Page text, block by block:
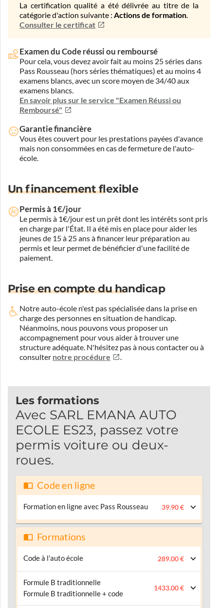
La certification qualité a été délivrée au titre de la
catégorie d'action suivante : Actions de formation.
Consulter le certificat
Examen du Code réussi ou remboursé
Pour cela, vous devez avoir fait au moins 25 séries dans
Pass Rousseau (hors séries thématiques) et au moins 4
examens blancs, avec un score moyen de 34/40 aux
examens blancs.
En savoir plus sur le service "Examen Réussi ou
Remboursé"
Garantie financière
Vous êtes couvert pour les prestations payées d'avance
mais non consommées en cas de fermeture de l'auto-
école.
Un financement flexible
Permis à 1€/jour
Le permis à 1€/jour est un prêt dont les intérêts sont pris
en charge par l'État. Il a été mis en place pour aider les
jeunes de 15 à 25 ans à financer leur préparation au
permis et leur permet de bénéficier d'une facilité de
paiement.
Prise en compte du handicap
Notre auto-école n'est pas spécialisée dans la prise en
charge des personnes en situation de handicap.
Néanmoins, nous pouvons vous proposer un
accompagnement pour vous aider à trouver une
structure adéquate. N'hésitez pas à nous contacter ou à
consulter notre procédure .
Les formations
Avec SARL EMANA AUTO
ECOLE ES23, passez votre
permis voiture ou deux-
roues.
Code en ligne
Formation en ligne avec Pass Rousseau 39.90 €
Formations
Code à l'auto école 289.00 €
Formule B traditionnelle
Formule B traditionnelle + code
1433.00 €